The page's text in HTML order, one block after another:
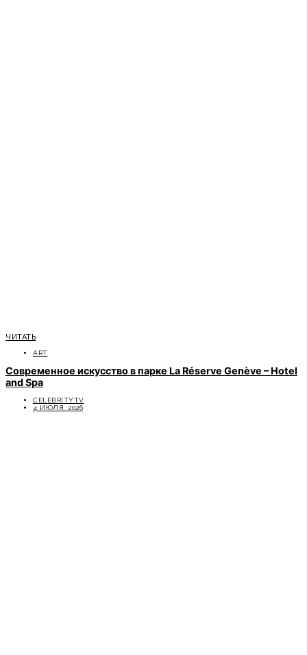
ЧИТАТЬ
ART
Современное искусство в парке La Réserve Genève – Hotel
and Spa
CELEBRITYTV
4 ИЮЛЯ, 2026